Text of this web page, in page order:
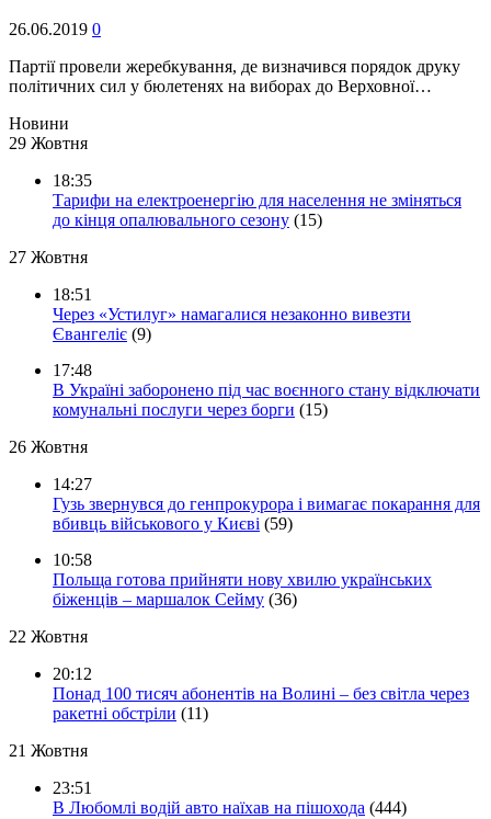
26.06.2019 0
Партії провели жеребкування, де визначився порядок друку
політичних сил у бюлетенях на виборах до Верховної…
Новини
29 Жовтня
18:35
Тарифи на електроенергію для населення не зміняться
до кінця опалювального сезону (15)
27 Жовтня
18:51
Через «Устилуг» намагалися незаконно вивезти
Євангеліє (9)
17:48
В Україні заборонено під час воєнного стану відключати
комунальні послуги через борги (15)
26 Жовтня
14:27
Гузь звернувся до генпрокурора і вимагає покарання для
вбивць військового у Києві (59)
10:58
Польща готова прийняти нову хвилю українських
біженців – маршалок Сейму (36)
22 Жовтня
20:12
Понад 100 тисяч абонентів на Волині – без світла через
ракетні обстріли (11)
21 Жовтня
23:51
В Любомлі водій авто наїхав на пішохода (444)